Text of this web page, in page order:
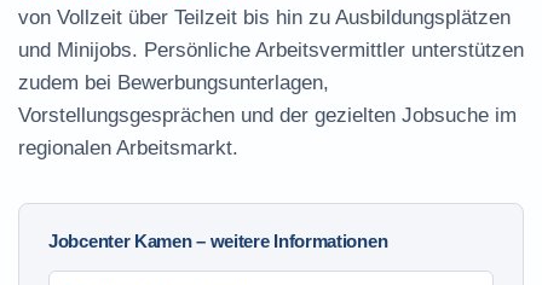
von Vollzeit über Teilzeit bis hin zu Ausbildungsplätzen
und Minijobs. Persönliche Arbeitsvermittler unterstützen
zudem bei Bewerbungsunterlagen,
Vorstellungsgesprächen und der gezielten Jobsuche im
regionalen Arbeitsmarkt.
Jobcenter Kamen – weitere Informationen